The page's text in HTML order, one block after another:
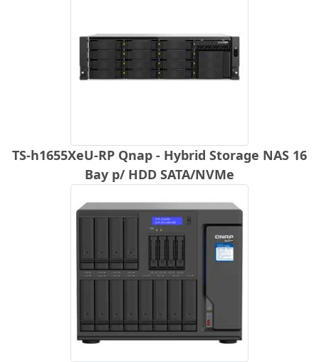
TS-h1655XeU-RP Qnap - Hybrid Storage NAS 16
Bay p/ HDD SATA/NVMe